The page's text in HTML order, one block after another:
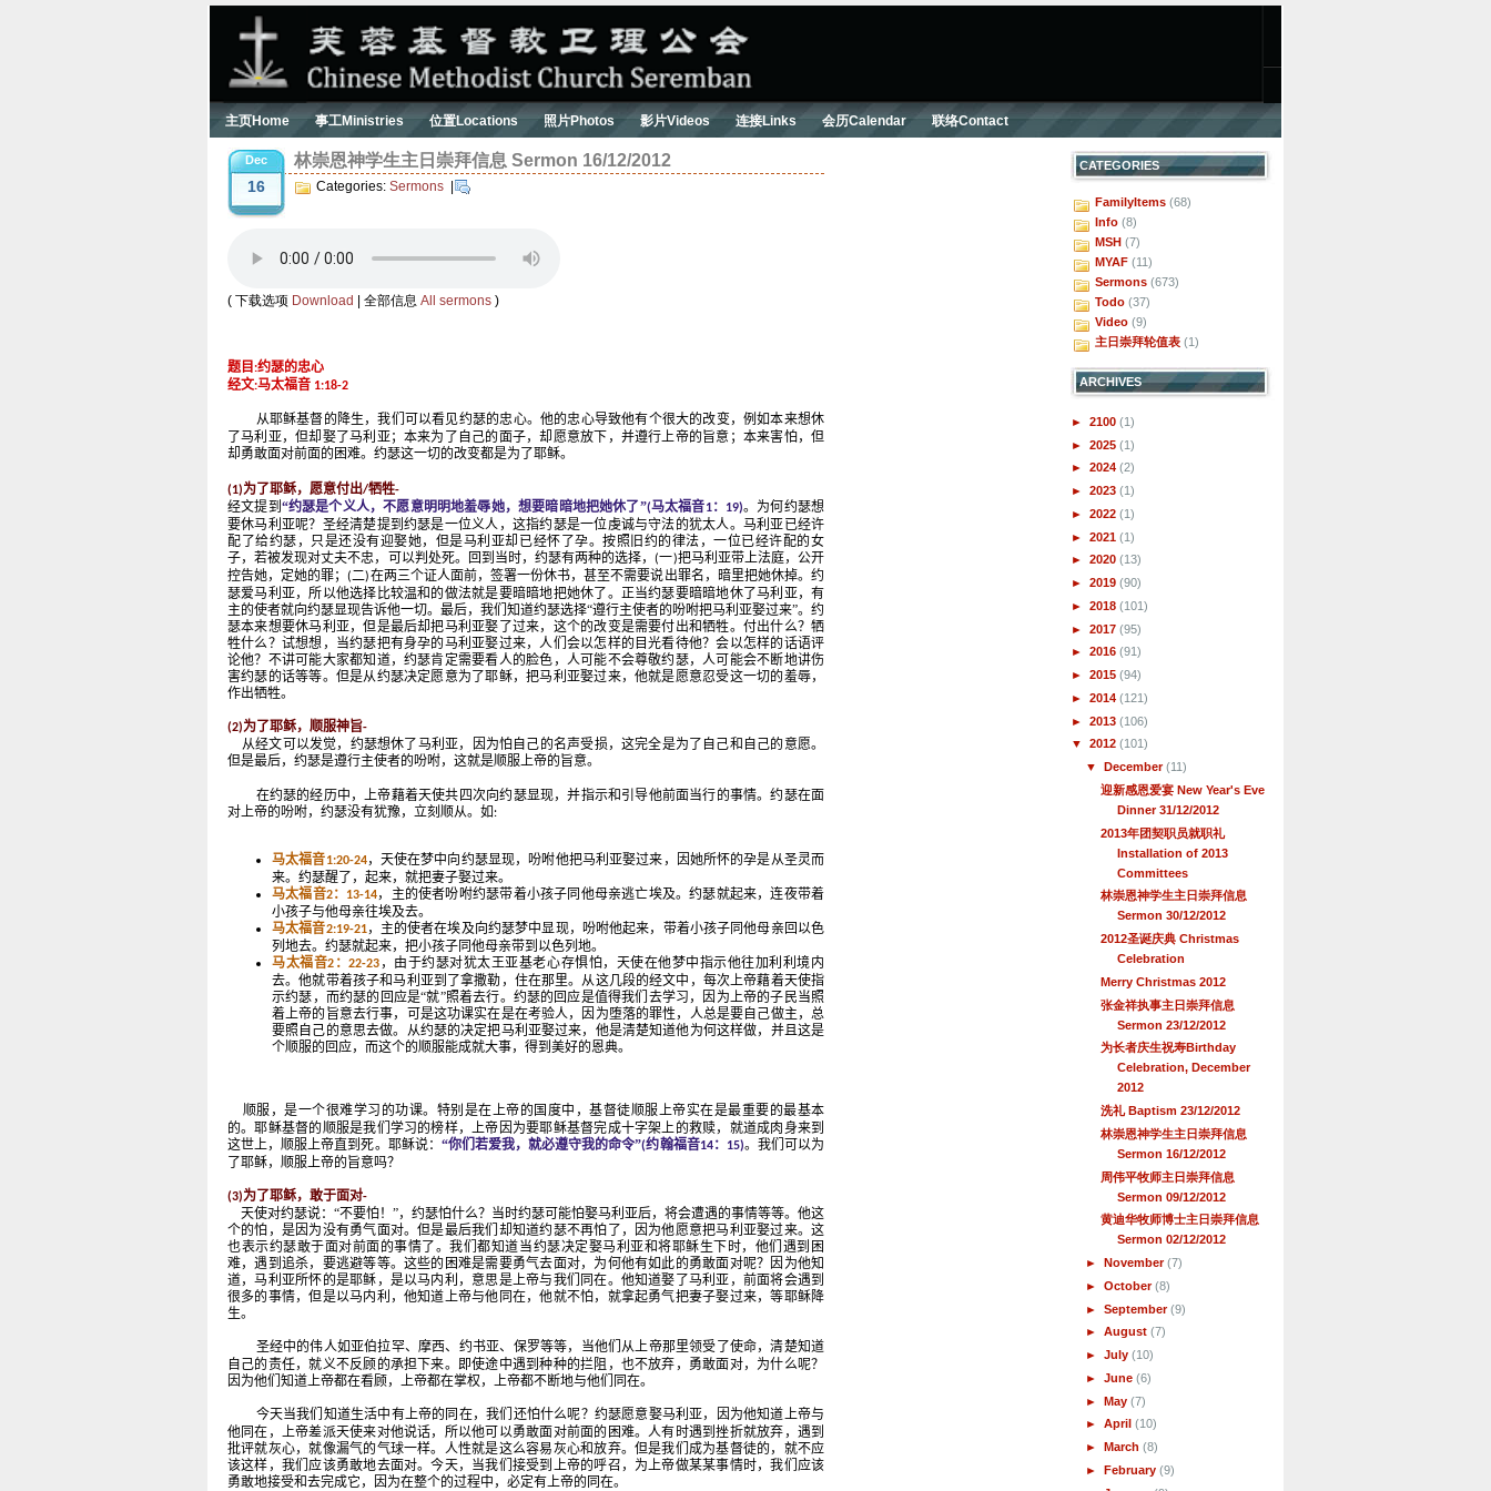
主页Home 事工Ministries 位置Locations 照片Photos 影片Videos 连接Links 会历Calendar 联络Contact
Dec
16
林崇恩神学生主日崇拜信息 Sermon 16/12/2012
Categories: Sermons
( 下载选项 Download | 全部信息 All sermons )
题目:约瑟的忠心
经文:马太福音 1:18-2
从耶稣基督的降生，我们可以看见约瑟的忠心。他的忠心导致他有个很大的改变，例如本来想休
了马利亚，但却娶了马利亚；本来为了自己的面子，却愿意放下，并遵行上帝的旨意；本来害怕，但
却勇敢面对前面的困难。约瑟这一切的改变都是为了耶稣。
(1)为了耶稣，愿意付出/牺牲-
经文提到 “约瑟是个义人，不愿意明明地羞辱她，想要暗暗地把她休了”(马太福音1： 19)。为何约瑟想
要休马利亚呢？圣经清楚提到约瑟是一位义人，这指约瑟是一位虔诚与守法的犹太人。马利亚已经许
配了给约瑟，只是还没有迎娶她，但是马利亚却已经怀了孕。按照旧约的律法，一位已经许配的女
子，若被发现对丈夫不忠，可以判处死。回到当时，约瑟有两种的选择，(一)把马利亚带上法庭，公开
控告她，定她的罪；(二)在两三个证人面前，签署一份休书，甚至不需要说出罪名，暗里把她休掉。约
瑟爱马利亚，所以他选择比较温和的做法就是要暗暗地把她休了。正当约瑟要暗暗地休了马利亚，有
主的使者就向约瑟显现告诉他一切。最后，我们知道约瑟选择“遵行主使者的吩咐把马利亚娶过来”。约
瑟本来想要休马利亚，但是最后却把马利亚娶了过来，这个的改变是需要付出和牺牲。付出什么？牺
牲什么？试想想，当约瑟把有身孕的马利亚娶过来，人们会以怎样的目光看待他？会以怎样的话语评
论他？不讲可能大家都知道，约瑟肯定需要看人的脸色，人可能不会尊敬约瑟，人可能会不断地讲伤
害约瑟的话等等。但是从约瑟决定愿意为了耶稣，把马利亚娶过来，他就是愿意忍受这一切的羞辱，
作出牺牲。
(2)为了耶稣，顺服神旨-
从经文可以发觉，约瑟想休了马利亚，因为怕自己的名声受损，这完全是为了自己和自己的意愿。
但是最后，约瑟是遵行主使者的吩咐，这就是顺服上帝的旨意。
在约瑟的经历中，上帝藉着天使共四次向约瑟显现，并指示和引导他前面当行的事情。约瑟在面
对上帝的吩咐，约瑟没有犹豫，立刻顺从。如:
马太福音1:20-24，天使在梦中向约瑟显现，吩咐他把马利亚娶过来，因她所怀的孕是从圣灵而
来。约瑟醒了，起来，就把妻子娶过来。
马太福音2： 13-14，主的使者吩咐约瑟带着小孩子同他母亲逃亡埃及。约瑟就起来，连夜带着
小孩子与他母亲往埃及去。
马太福音2:19-21，主的使者在埃及向约瑟梦中显现，吩咐他起来，带着小孩子同他母亲回以色
列地去。约瑟就起来，把小孩子同他母亲带到以色列地。
马太福音2 ：22-23 ，由于约瑟对犹太王亚基老心存惧怕，天使在他梦中指示他往加利利境内
去。他就带着孩子和马利亚到了拿撒勒，住在那里。从这几段的经文中，每次上帝藉着天使指
示约瑟，而约瑟的回应是“就”照着去行。约瑟的回应是值得我们去学习，因为上帝的子民当照
着上帝的旨意去行事，可是这功课实在是在考验人，因为堕落的罪性，人总是要自己做主，总
要照自己的意思去做。从约瑟的决定把马利亚娶过来，他是清楚知道他为何这样做，并且这是
个顺服的回应，而这个的顺服能成就大事，得到美好的恩典。
顺服，是一个很难学习的功课。特别是在上帝的国度中，基督徒顺服上帝实在是最重要的最基本
的。耶稣基督的顺服是我们学习的榜样，上帝因为要耶稣基督完成十字架上的救赎，就道成肉身来到
这世上，顺服上帝直到死。耶稣说： “你们若爱我，就必遵守我的命令”(约翰福音14： 15)。我们可以为
了耶稣，顺服上帝的旨意吗？
(3)为了耶稣，敢于面对-
天使对约瑟说：“不要怕！”，约瑟怕什么？当时约瑟可能怕娶马利亚后，将会遭遇的事情等等。他这
个的怕，是因为没有勇气面对。但是最后我们却知道约瑟不再怕了，因为他愿意把马利亚娶过来。这
也表示约瑟敢于面对前面的事情了。我们都知道当约瑟决定娶马利亚和将耶稣生下时，他们遇到困
难，遇到追杀，要逃避等等。这些的困难是需要勇气去面对，为何他有如此的勇敢面对呢？因为他知
道，马利亚所怀的是耶稣，是以马内利，意思是上帝与我们同在。他知道娶了马利亚，前面将会遇到
很多的事情，但是以马内利，他知道上帝与他同在，他就不怕，就拿起勇气把妻子娶过来，等耶稣降
生。
圣经中的伟人如亚伯拉罕、摩西、约书亚、保罗等等，当他们从上帝那里领受了使命，清楚知道
自己的责任，就义不反顾的承担下来。即使途中遇到种种的拦阻，也不放弃，勇敢面对，为什么呢？
因为他们知道上帝都在看顾，上帝都在掌权，上帝都不断地与他们同在。
今天当我们知道生活中有上帝的同在，我们还怕什么呢？约瑟愿意娶马利亚，因为他知道上帝与
他同在，上帝差派天使来对他说话，所以他可以勇敢面对前面的困难。人有时遇到挫折就放弃，遇到
批评就灰心，就像漏气的气球一样。人性就是这么容易灰心和放弃。但是我们成为基督徒的，就不应
该这样，我们应该勇敢地去面对。今天，当我们接受到上帝的呼召，为上帝做某某事情时，我们应该
勇敢地接受和去完成它，因为在整个的过程中，必定有上帝的同在。
CATEGORIES
FamilyItems (68)
Info (8)
MSH (7)
MYAF (11)
Sermons (673)
Todo (37)
Video (9)
主日崇拜轮值表 (1)
ARCHIVES
► 2100 (1)
► 2025 (1)
► 2024 (2)
► 2023 (1)
► 2022 (1)
► 2021 (1)
► 2020 (13)
► 2019 (90)
► 2018 (101)
► 2017 (95)
► 2016 (91)
► 2015 (94)
► 2014 (121)
► 2013 (106)
▼ 2012 (101)
▼December(11)
迎新感恩爱宴 New Year's Eve
Dinner 31/12/2012
2013年团契职员就职礼
Installation of 2013
Committees
林崇恩神学生主日崇拜信息
Sermon 30/12/2012
2012圣诞庆典 Christmas
Celebration
Merry Christmas 2012
张金祥执事主日崇拜信息
Sermon 23/12/2012
为长者庆生祝寿Birthday
Celebration, December
2012
洗礼 Baptism 23/12/2012
林崇恩神学生主日崇拜信息
Sermon 16/12/2012
周伟平牧师主日崇拜信息
Sermon 09/12/2012
黄迪华牧师博士主日崇拜信息
Sermon 02/12/2012
►November(7)
►October(8)
►September(9)
►August(7)
►July(10)
►June(6)
►May(7)
►April(10)
►March(8)
►February(9)